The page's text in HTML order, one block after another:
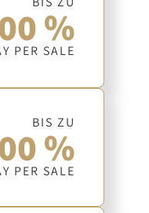
%
PER SALE
BIS ZU
%
PER SALE